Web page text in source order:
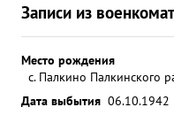
Записи из
Место рождения
с. Палкино Палкинского
Дата выбытия 06.10.1942